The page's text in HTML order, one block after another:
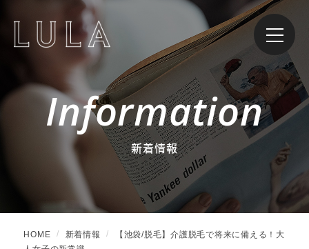
Information
新着情報
HOME 新着情報
【池袋/脱毛】介護脱毛で将来に備える！大